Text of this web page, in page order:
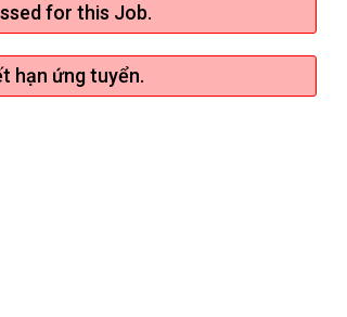
for this Job.
hạn ứng tuyển.
Bạn Ơi Chú Ý
Tuyển dụng tại RAOVIEC là hoàn toàn